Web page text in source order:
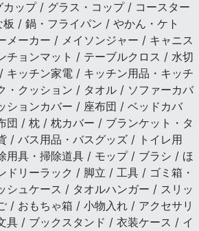
ップ / グラス・コップ / コースター
/ 鍋・フライパン / やかん・ケト
メーカー / メイソンジャー / キャニス
チョンマット / テーブルクロス / 水切
キッチン家電 / キッチン用品・キッチ
・クッション / タオル / ソファーカバ
ションカバー / 座布団 / ベッドカバ
団 / 枕 / 枕カバー / ブランケット・タ
/ バス用品・バスグッズ / トイレ用
用具・掃除道具 / モップ / ブラシ / ほ
ドリーラック / 脚立 / 工具 / ゴミ箱・
シュケース / タオルハンガー / スリッ
/ おもちゃ箱 / 小物入れ / アクセサリ
具 / ブックスタンド / 衣装ケース / イ